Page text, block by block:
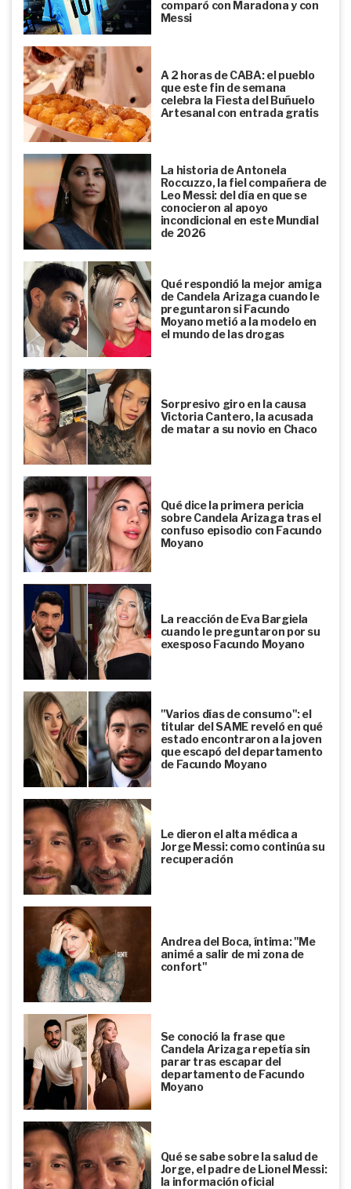
comparó con Maradona y con
Messi
A 2 horas de CABA: el pueblo
que este fin de semana
celebra la Fiesta del Buñuelo
Artesanal con entrada gratis
La historia de Antonela
Roccuzzo, la fiel compañera de
Leo Messi: del día en que se
conocieron al apoyo
incondicional en este Mundial
de 2026
Qué respondió la mejor amiga
de Candela Arizaga cuando le
preguntaron si Facundo
Moyano metió a la modelo en
el mundo de las drogas
Sorpresivo giro en la causa
Victoria Cantero, la acusada
de matar a su novio en Chaco
Qué dice la primera pericia
sobre Candela Arizaga tras el
confuso episodio con Facundo
Moyano
La reacción de Eva Bargiela
cuando le preguntaron por su
exesposo Facundo Moyano
"Varios días de consumo": el
titular del SAME reveló en qué
estado encontraron a la joven
que escapó del departamento
de Facundo Moyano
Le dieron el alta médica a
Jorge Messi: como continúa su
recuperación
Andrea del Boca, íntima: "Me
animé a salir de mi zona de
confort"
Se conoció la frase que
Candela Arizaga repetía sin
parar tras escapar del
departamento de Facundo
Moyano
Qué se sabe sobre la salud de
Jorge, el padre de Lionel Messi:
la información oficial